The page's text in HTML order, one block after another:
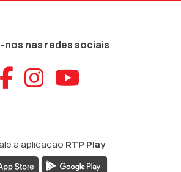
nos nas redes sociais
Aceder ao
Aceder ao
Aceder
a aplicação RTP Play